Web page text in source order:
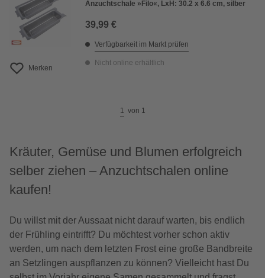
Merken
Anzuchtschale »Filo«, LxH: 30.2 x 6.6 cm, silber
39,99 €
Verfügbarkeit im Markt prüfen
Nicht online erhältlich
1 von 1
Kräuter, Gemüse und Blumen erfolgreich
selber ziehen – Anzuchtschalen online
kaufen!
Du willst mit der Aussaat nicht darauf warten, bis endlich
der Frühling eintrifft? Du möchtest vorher schon aktiv
werden, um nach dem letzten Frost eine große Bandbreite
an Setzlingen auspflanzen zu können? Vielleicht hast Du